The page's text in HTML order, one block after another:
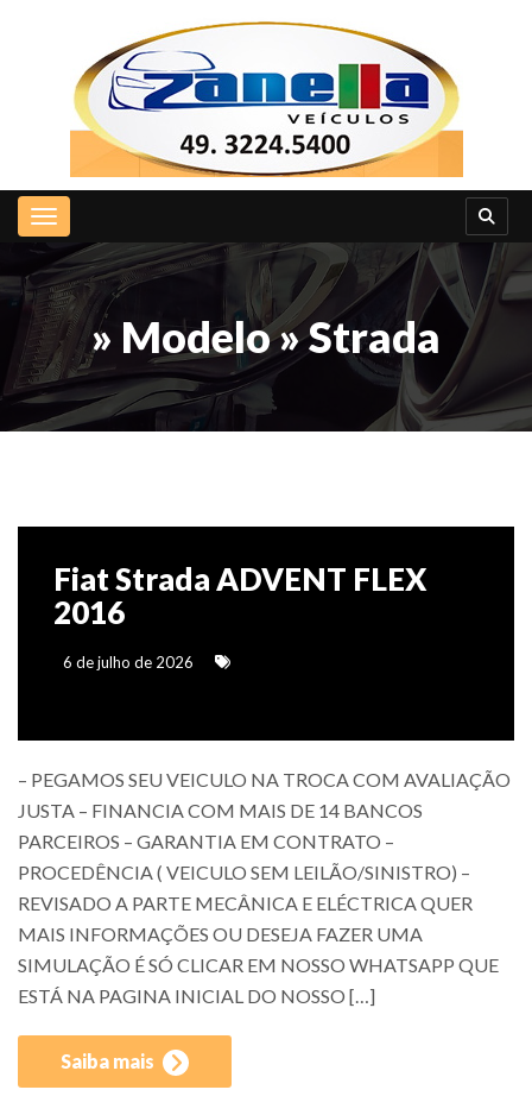
Toggle navigation
» Modelo » Strada
Fiat Strada ADVENT FLEX
2016
6 de julho de 2026
– PEGAMOS SEU VEICULO NA TROCA COM AVALIAÇÃO
JUSTA – FINANCIA COM MAIS DE 14 BANCOS
PARCEIROS – GARANTIA EM CONTRATO –
PROCEDÊNCIA ( VEICULO SEM LEILÃO/SINISTRO) –
REVISADO A PARTE MECÂNICA E ELÉCTRICA QUER
MAIS INFORMAÇÕES OU DESEJA FAZER UMA
SIMULAÇÃO É SÓ CLICAR EM NOSSO WHATSAPP QUE
ESTÁ NA PAGINA INICIAL DO NOSSO […]
Saiba mais